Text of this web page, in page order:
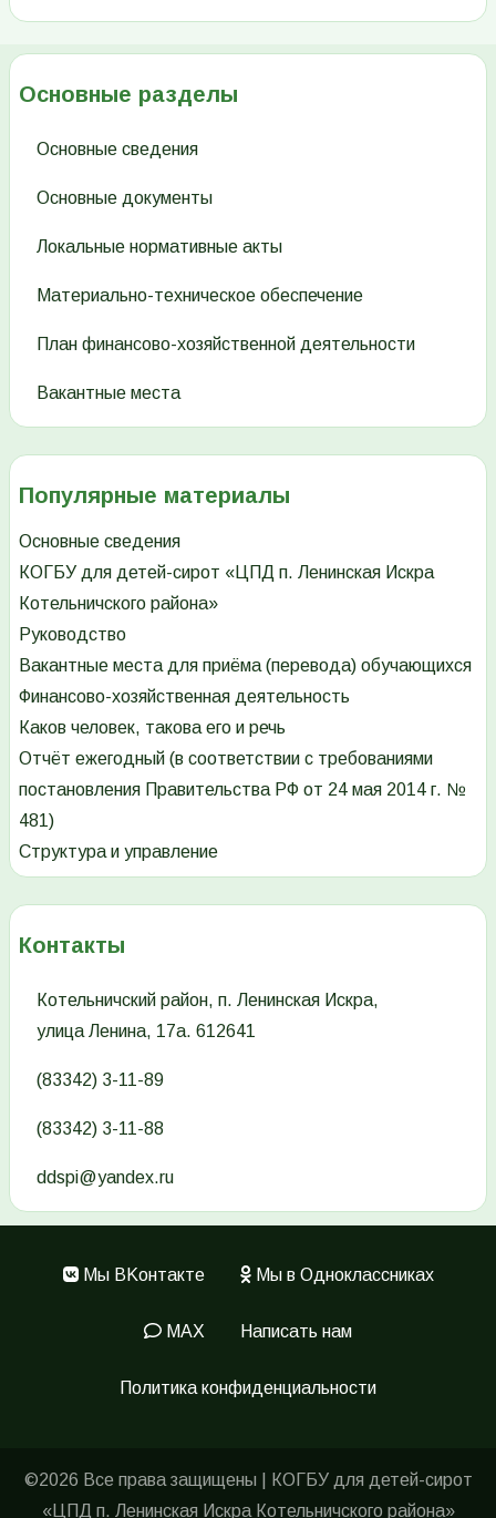
Основные разделы
Основные сведения
Основные документы
Локальные нормативные акты
Материально-техническое обеспечение
План финансово-хозяйственной деятельности
Вакантные места
Популярные материалы
Основные сведения
КОГБУ для детей-сирот «ЦПД п. Ленинская Искра
Котельничского района»
Руководство
Вакантные места для приёма (перевода) обучающихся
Финансово-хозяйственная деятельность
Каков человек, такова его и речь
Отчёт ежегодный (в соответствии с требованиями
постановления Правительства РФ от 24 мая 2014 г. №
481)
Структура и управление
Контакты
Котельничский район, п. Ленинская Искра,
улица Ленина, 17а. 612641
(83342) 3-11-89
(83342) 3-11-88
ddspi@yandex.ru
Меню
Мы ВKонтакте Мы в Одноклассниках
MAX Написать нам
Политика конфиденциальности
©2026 Все права защищены | КОГБУ для детей-сирот
«ЦПД п. Ленинская Искра Котельничского района»